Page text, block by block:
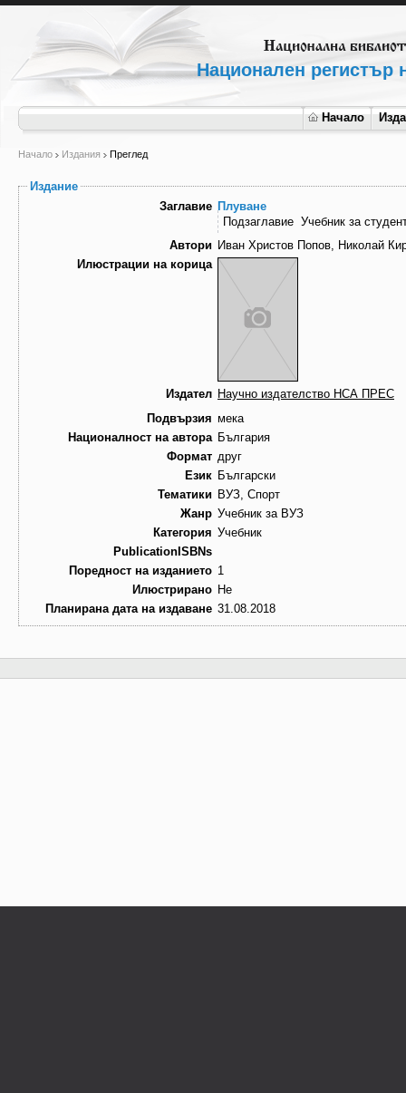
Национален регистър
Начало
Начало Издания Преглед
Издание
Заглавие Плуване
Подзаглавие Учебник за
Автори Иван Христов Попов, Николай
Илюстрации на корица
Издател Научно издателство НСА ПРЕС
Подвързия мека
Националност на автора България
Формат друг
Език Български
Тематики ВУЗ, Спорт
Жанр Учебник за ВУЗ
Категория Учебник
PublicationISBNs
Поредност на изданието 1
Илюстрирано Не
Планирана дата на издаване 31.08.2018